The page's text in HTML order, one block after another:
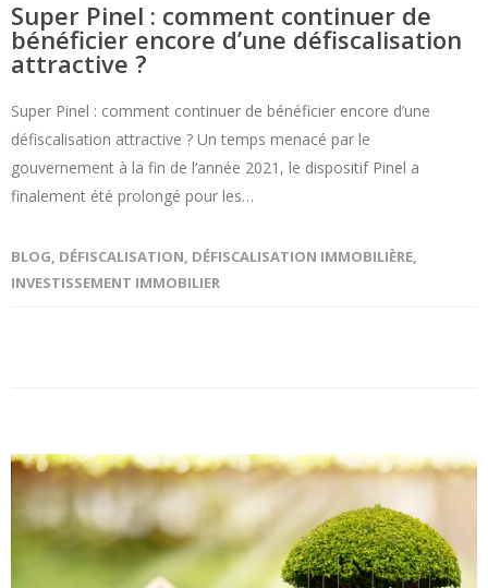
Super Pinel : comment continuer de
bénéficier encore d’une défiscalisation
attractive ?
Super Pinel : comment continuer de bénéficier encore d’une
défiscalisation attractive ? Un temps menacé par le
gouvernement à la fin de l’année 2021, le dispositif Pinel a
finalement été prolongé pour les…
BLOG, DÉFISCALISATION, DÉFISCALISATION IMMOBILIÈRE,
INVESTISSEMENT IMMOBILIER